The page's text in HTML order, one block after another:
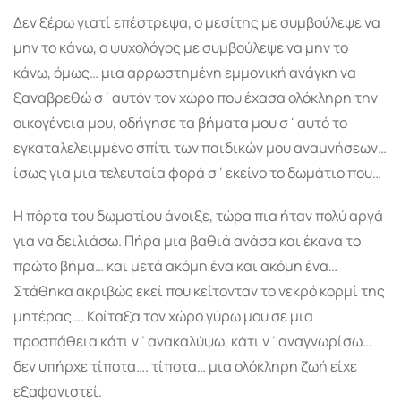
Δεν ξέρω γιατί επέστρεψα, ο μεσίτης με συμβούλεψε να
μην το κάνω, ο ψυχολόγος με συμβούλεψε να μην το
κάνω, όμως… μια αρρωστημένη εμμονική ανάγκη να
ξαναβρεθώ σ΄αυτόν τον χώρο που έχασα ολόκληρη την
οικογένεια μου, οδήγησε τα βήματα μου σ΄αυτό το
εγκαταλελειμμένο σπίτι των παιδικών μου αναμνήσεων…
ίσως για μια τελευταία φορά σ΄εκείνο το δωμάτιο που…
Η πόρτα του δωματίου άνοιξε, τώρα πια ήταν πολύ αργά
για να δειλιάσω. Πήρα μια βαθιά ανάσα και έκανα το
πρώτο βήμα… και μετά ακόμη ένα και ακόμη ένα…
Στάθηκα ακριβώς εκεί που κείτονταν το νεκρό κορμί της
μητέρας…. Κοίταξα τον χώρο γύρω μου σε μια
προσπάθεια κάτι ν΄ανακαλύψω, κάτι ν΄αναγνωρίσω…
δεν υπήρχε τίποτα…. τίποτα… μια ολόκληρη ζωή είχε
εξαφανιστεί.